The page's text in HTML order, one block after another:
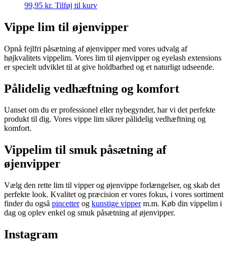
99,95 kr. Tilføj til kurv
Vippe lim til øjenvipper
Opnå fejlfri påsætning af øjenvipper med vores udvalg af
højkvalitets vippelim. Vores lim til øjenvipper og eyelash extensions
er specielt udviklet til at give holdbarhed og et naturligt udseende.
Pålidelig vedhæftning og komfort
Uanset om du er professionel eller nybegynder, har vi det perfekte
produkt til dig. Vores vippe lim sikrer pålidelig vedhæftning og
komfort.
Vippelim til smuk påsætning af
øjenvipper
Vælg den rette lim til vipper og øjenvippe forlængelser, og skab det
perfekte look. Kvalitet og præcision er vores fokus, i vores sortiment
finder du også pincetterog kunstige vipperm.m. Køb din vippelim i
dag og oplev enkel og smuk påsætning af øjenvipper.
Instagram